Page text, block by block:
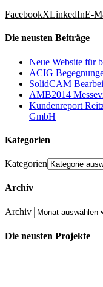
FacebookXLinkedInE-
Die neusten Beiträge
Neue Website für
ACIG
SolidCAM
AMB2014
Kundenreport
GmbH
Kategorien
Kategorien
Archiv
Archiv
Die neusten Projekte